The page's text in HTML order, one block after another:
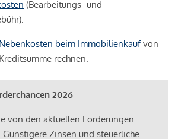
(Bearbeitungs- und
Nebenkosten beim Immobilienkaufvon
rechnen.
2026
von den aktuellen Förderungen
Zinsen und steuerliche